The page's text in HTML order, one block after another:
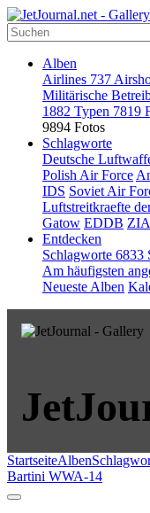
Alben
Airlines 737
Militärische
1882 Typen 7819
9894 Fotos
Schlagworte
Deutsche
Polish Air Force
IDS Soviet Air
Luftstreitkraefte
Gatow EDDB ZIA
Entdecken
Schlagworte 6833
Am häufigsten
Neueste Alben
StartseiteAlben
Bartini WWA-14